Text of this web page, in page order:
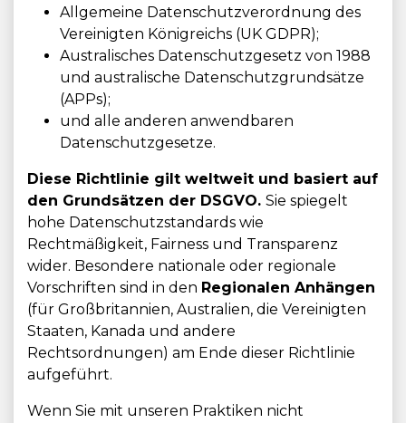
Allgemeine Datenschutzverordnung des
Vereinigten Königreichs (UK GDPR);
Australisches Datenschutzgesetz von 1988
und australische Datenschutzgrundsätze
(APPs);
und alle anderen anwendbaren
Datenschutzgesetze.
Diese Richtlinie gilt weltweit und basiert auf
den Grundsätzen der DSGVO. Sie spiegelt
hohe Datenschutzstandards wie
Rechtmäßigkeit, Fairness und Transparenz
wider. Besondere nationale oder regionale
Vorschriften sind in den Regionalen Anhängen
(für Großbritannien, Australien, die Vereinigten
Staaten, Kanada und andere
Rechtsordnungen) am Ende dieser Richtlinie
aufgeführt.
Wenn Sie mit unseren Praktiken nicht